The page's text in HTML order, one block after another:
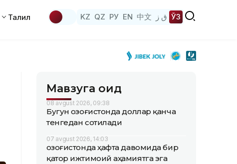
Таҳлил KZ QZ РУ EN 中文 ق ز ЎЗ
Мавзуга оид
08 avgust 2026, 09:38
Бугун Қозоғистонда доллар қанча
тенгедан сотилади
07 avgust 2026, 14:03
Қозоғистонда ҳафта давомида бир
қатор ижтимоий аҳамиятга эга